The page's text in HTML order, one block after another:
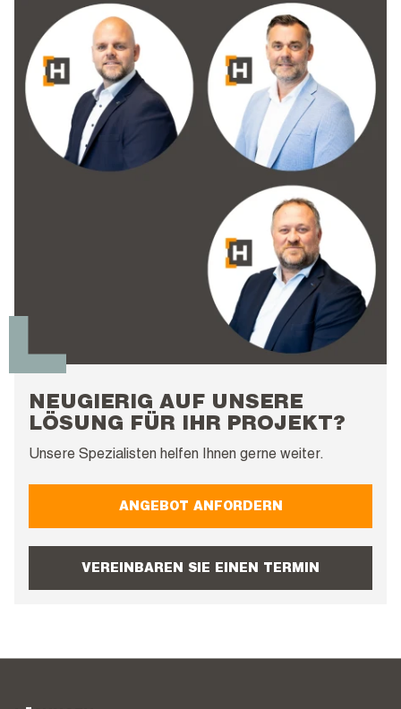
NEUGIERIG AUF UNSERE
LÖSUNG FÜR IHR PROJEKT?
Unsere Spezialisten helfen Ihnen gerne weiter.
ANGEBOT ANFORDERN
VEREINBAREN SIE EINEN TERMIN